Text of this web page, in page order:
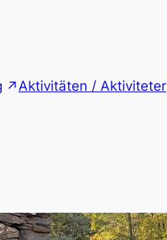
Aktivitäten / Aktiviteter